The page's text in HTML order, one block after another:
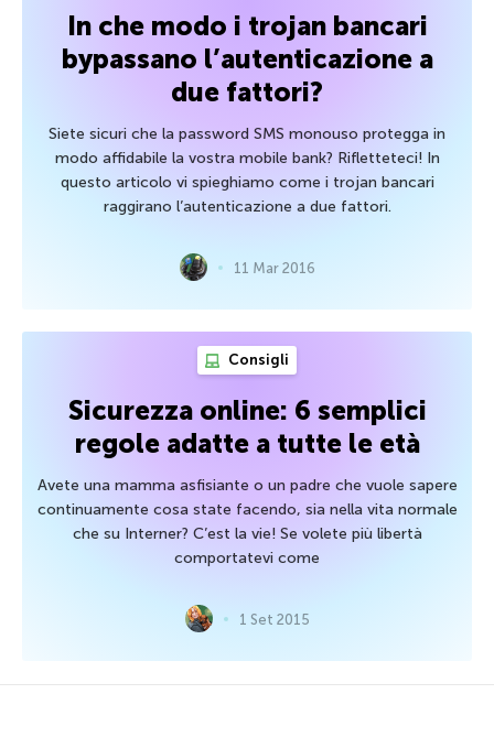
In che modo i trojan bancari
bypassano l’autenticazione a
due fattori?
Siete sicuri che la password SMS monouso protegga in
modo affidabile la vostra mobile bank? Rifletteteci! In
questo articolo vi spieghiamo come i trojan bancari
raggirano l’autenticazione a due fattori.
11 Mar 2016
Consigli
Sicurezza online: 6 semplici
regole adatte a tutte le età
Avete una mamma asfisiante o un padre che vuole sapere
continuamente cosa state facendo, sia nella vita normale
che su Interner? C’est la vie! Se volete più libertà
comportatevi come
1 Set 2015